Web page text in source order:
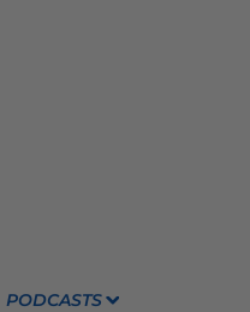
PODCASTS